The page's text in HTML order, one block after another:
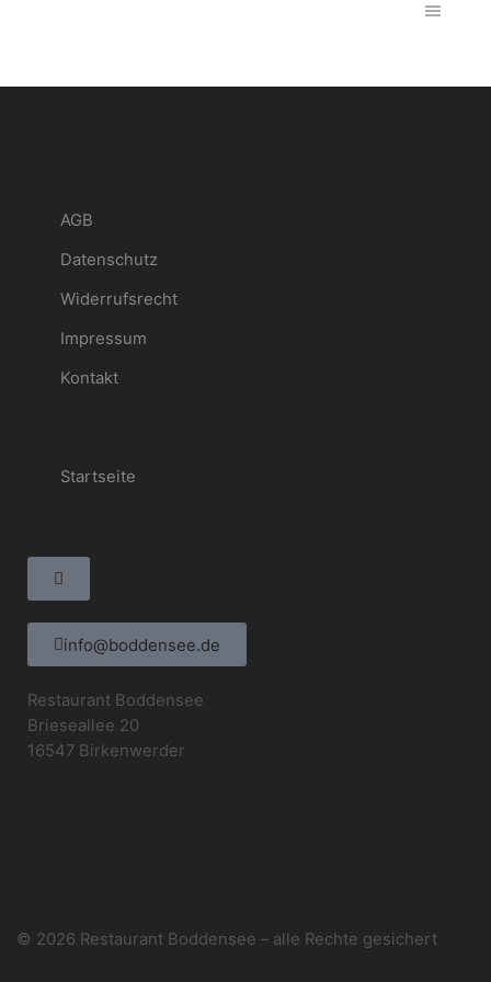
AGB
Datenschutz
Widerrufsrecht
Impressum
Kontakt
Startseite
info@boddensee.de
Restaurant Boddensee
Brieseallee 20
16547 Birkenwerder
© 2026 Restaurant Boddensee – alle Rechte gesichert